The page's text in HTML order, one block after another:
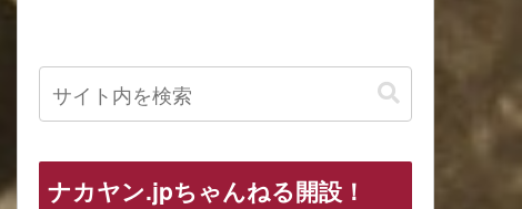
ナカヤン.jpちゃんねる開設！